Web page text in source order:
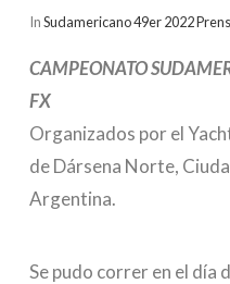
InSudamericano 49er 2022
CAMPEONATO
FX
Organizados por el
de Dársena Norte,
Argentina.
Se pudo correr en el día